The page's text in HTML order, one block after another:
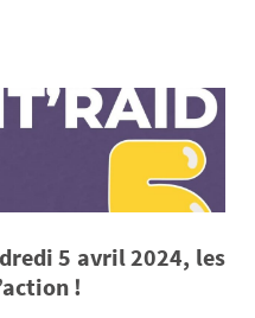
5 avril 2024, les
!